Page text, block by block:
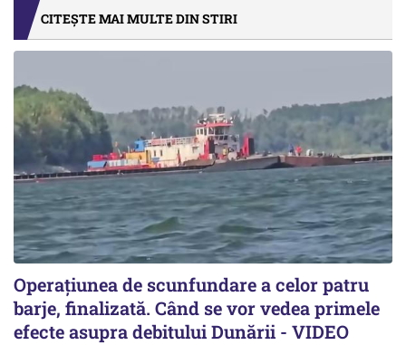
CITEȘTE MAI MULTE DIN STIRI
Operațiunea de scunfundare a celor patru
barje, finalizată. Când se vor vedea primele
efecte asupra debitului Dunării - VIDEO